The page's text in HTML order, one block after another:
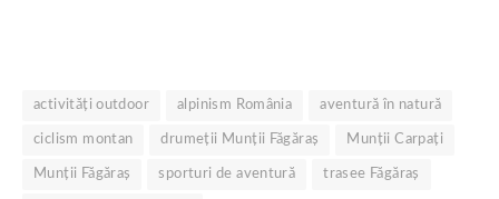
activități outdoor alpinism România aventură în natură
ciclism montan drumeții Munții Făgăraș Munții Carpați
Munții Făgăraș sporturi de aventură trasee Făgăraș